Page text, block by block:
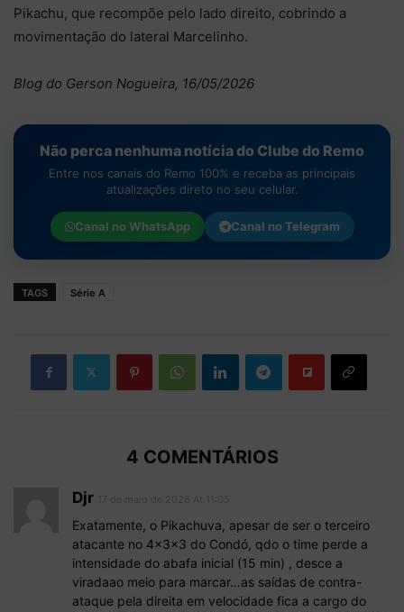
Pikachu, que recompõe pelo lado direito, cobrindo a
movimentação do lateral Marcelinho.
Blog do Gerson Nogueira, 16/05/2026
Não perca nenhuma notícia do Clube do Remo
Entre nos canais do Remo 100% e receba as principais
atualizações direto no seu celular.
Canal noWhatsApp Canal noTelegram
TAGS Série A
4 COMENTÁRIOS
Djr
Exatamente, o Pikachuva, apesar de ser o terceiro
atacante no 4x3x3 do Condó, qdo o time perde a
intensidade do abafa inicial (15 min) , desce a
viradaao meio para marcar…as saídas de contra-
ataque pela direita em velocidade fica a cargo do